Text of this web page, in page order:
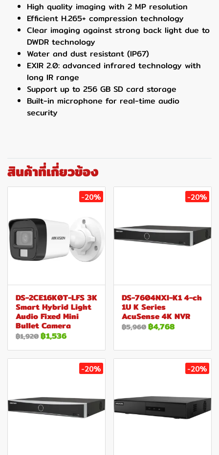
High quality imaging with 2 MP resolution
Efficient H.265+ compression technology
Clear imaging against strong back light due to
DWDR technology
Water and dust resistant (IP67)
EXIR 2.0: advanced infrared technology with
long IR range
Support up to 256 GB SD card storage
Built-in microphone for real-time audio
security
สินค้าที่เกี่ยวข้อง
-20%
DS-2CE16K0T-LFS 3K
Smart Hybrid Light
Audio Fixed Mini
Bullet Camera
฿1,920฿1,536
-20%
DS-7604NXI-K1 4-ch
1U K Series
AcuSense 4K NVR
฿5,960฿4,768
-20% -20%